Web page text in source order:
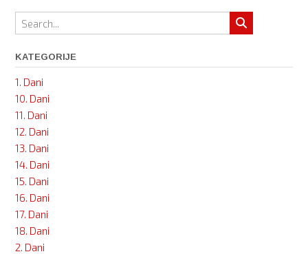
KATEGORIJE
1. Dani
10. Dani
11. Dani
12. Dani
13. Dani
14. Dani
15. Dani
16. Dani
17. Dani
18. Dani
2. Dani